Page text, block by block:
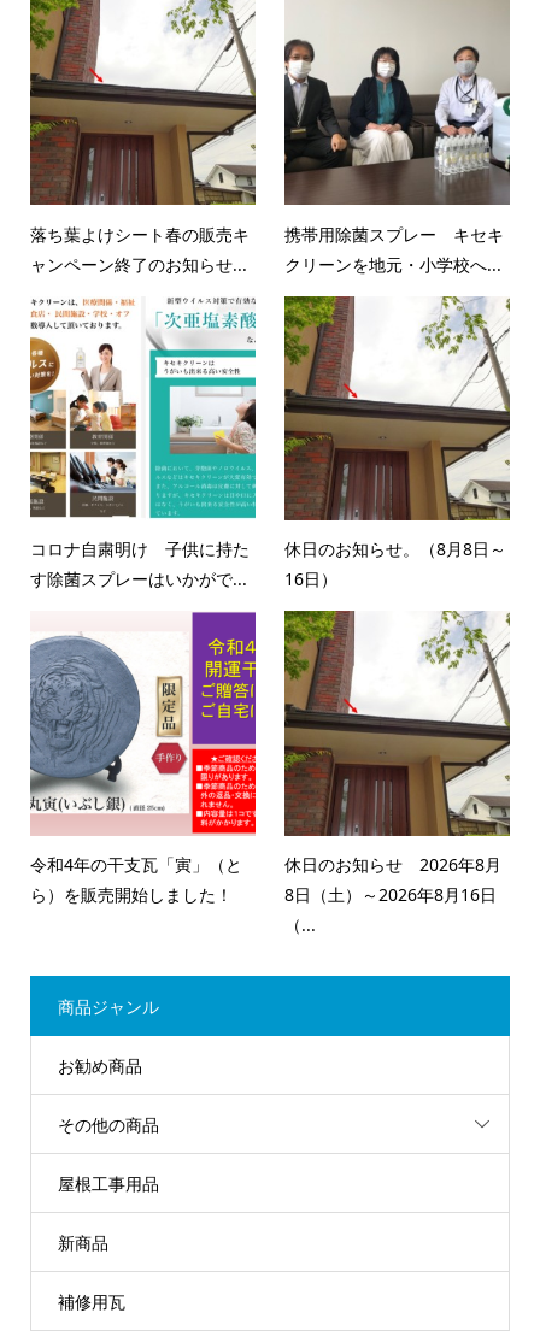
落ち葉よけシート春の販売キ
ャンペーン終了のお知らせ...
携帯用除菌スプレー キセキ
クリーンを地元・小学校へ...
コロナ自粛明け 子供に持た
す除菌スプレーはいかがで...
休日のお知らせ。（8月8日～
16日）
令和4年の干支瓦「寅」（と
ら）を販売開始しました！
休日のお知らせ 2026年8月
8日（土）～2026年8月16日
（...
商品ジャンル
お勧め商品
その他の商品
屋根工事用品
新商品
補修用瓦